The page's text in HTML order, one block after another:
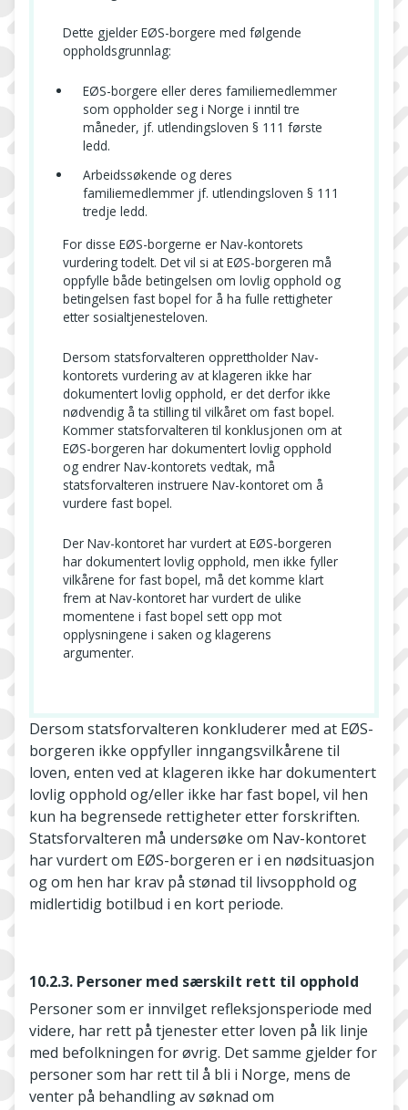
Dette gjelder EØS-borgere med følgende
oppholdsgrunnlag:
EØS-borgere eller deres familiemedlemmer
som oppholder seg i Norge i inntil tre
måneder, jf. utlendingsloven § 111 første
ledd.
Arbeidssøkende og deres
familiemedlemmer jf. utlendingsloven § 111
tredje ledd.
For disse EØS-borgerne er Nav-kontorets
vurdering todelt. Det vil si at EØS-borgeren må
oppfylle både betingelsen om lovlig opphold og
betingelsen fast bopel for å ha fulle rettigheter
etter sosialtjenesteloven.
Dersom statsforvalteren opprettholder Nav-
kontorets vurdering av at klageren ikke har
dokumentert lovlig opphold, er det derfor ikke
nødvendig å ta stilling til vilkåret om fast bopel.
Kommer statsforvalteren til konklusjonen om at
EØS-borgeren har dokumentert lovlig opphold
og endrer Nav-kontorets vedtak, må
statsforvalteren instruere Nav-kontoret om å
vurdere fast bopel.
Der Nav-kontoret har vurdert at EØS-borgeren
har dokumentert lovlig opphold, men ikke fyller
vilkårene for fast bopel, må det komme klart
frem at Nav-kontoret har vurdert de ulike
momentene i fast bopel sett opp mot
opplysningene i saken og klagerens
argumenter.
Dersom statsforvalteren konkluderer med at EØS-
borgeren ikke oppfyller inngangsvilkårene til
loven, enten ved at klageren ikke har dokumentert
lovlig opphold og/eller ikke har fast bopel, vil hen
kun ha begrensede rettigheter etter forskriften.
Statsforvalteren må undersøke om Nav-kontoret
har vurdert om EØS-borgeren er i en nødsituasjon
og om hen har krav på stønad til livsopphold og
midlertidig botilbud i en kort periode.
10.2.3. Personer med særskilt rett til opphold
Personer som er innvilget refleksjonsperiode med
videre, har rett på tjenester etter loven på lik linje
med befolkningen for øvrig. Det samme gjelder for
personer som har rett til å bli i Norge, mens de
venter på behandling av søknad om